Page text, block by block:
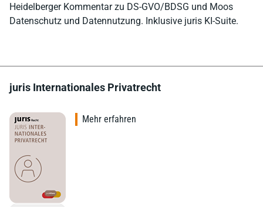
Heidelberger Kommentar zu DS-GVO/BDSG und Moos
Datenschutz und Datennutzung. Inklusive juris KI-Suite.
juris Internationales Privatrecht
Mehr erfahren